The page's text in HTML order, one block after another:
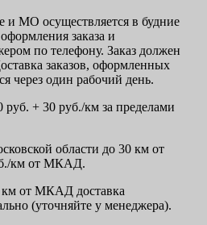
и МО осуществляется в будние
заказа и
по телефону. Заказ должен
заказов, оформленных
через один рабочий день.
руб. + 30 руб./км за пределами
области до 30 км от
км от МКАД.
км от МКАД доставка
(уточняйте у менеджера).